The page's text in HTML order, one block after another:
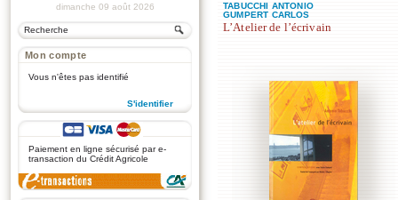
dimanche 09 août 2026
Mon compte
Vous n'êtes pas identifié
S'identifier
Paiement en ligne sécurisé par e-
transaction du Crédit Agricole
TABUCCHI ANTONIO
GUMPERT CARLOS
L’Atelier de l’écrivain